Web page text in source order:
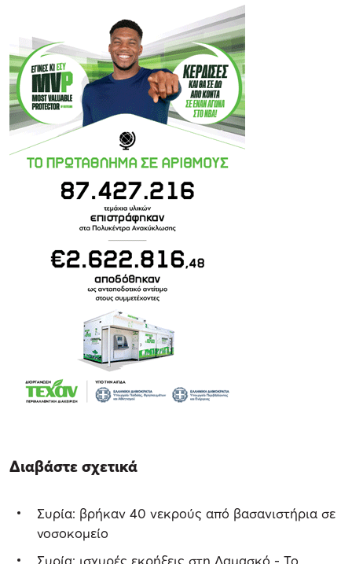
Διαβάστε σχετικά
Συρία: βρήκαν 40 νεκρούς από βασανιστήρια σε
νοσοκομείο